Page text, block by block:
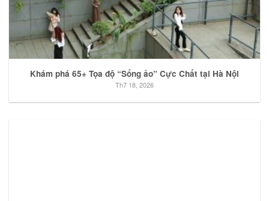
Khám phá 65+ Tọa độ “Sống ảo” Cực Chất tại Hà Nội
Th7 18, 2026